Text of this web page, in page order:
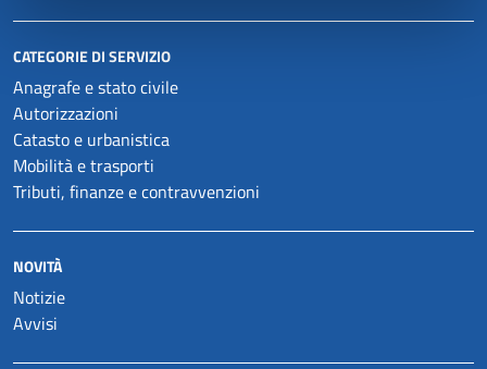
CATEGORIE DI SERVIZIO
Anagrafe e stato civile
Autorizzazioni
Catasto e urbanistica
Mobilità e trasporti
Tributi, finanze e contravvenzioni
NOVITÀ
Notizie
Avvisi